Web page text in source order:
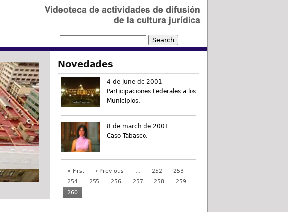
Novedades
4 de june de 2001
Participaciones Federales a los
Municipios.
8 de march de 2001
Caso Tabasco.
« First ‹ Previous … 252
253
254
255 256 257 258
259
260